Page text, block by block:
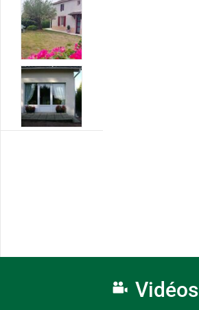
Vidéos